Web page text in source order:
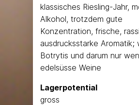
klassisches Riesling-Jahr,
Alkohol, trotzdem gute
Konzentration, frische,
ausdrucksstarke Aromatik;
Botrytis und darum nur
edelsüsse Weine
Lagerpotential
gross